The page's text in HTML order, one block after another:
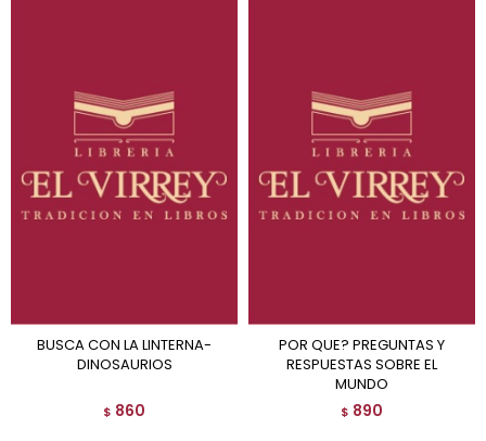
BUSCA CON LA LINTERNA-
DINOSAURIOS
$ 860
POR QUE? PREGUNTAS Y
RESPUESTAS SOBRE EL
MUNDO
$ 890